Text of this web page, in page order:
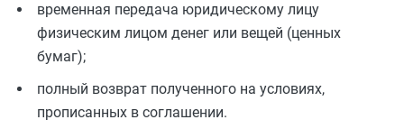
временная передача юридическому лицу
физическим лицом денег или вещей (ценных
бумаг);
полный возврат полученного на условиях,
прописанных в соглашении.